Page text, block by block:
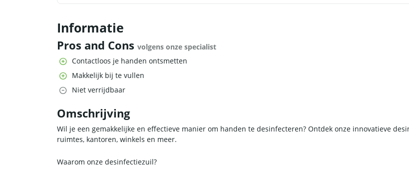
Informatie
Pros and Cons volgens onze specialist
Contactloos je handen ontsmetten
Makkelijk bij te vullen
Niet verrijdbaar
Omschrijving
Wil je een gemakkelijke en effectieve manier om handen te desinfecteren? Ontdek onze innovatieve
ruimtes, kantoren, winkels en meer.
Waarom onze desinfectiezuil?